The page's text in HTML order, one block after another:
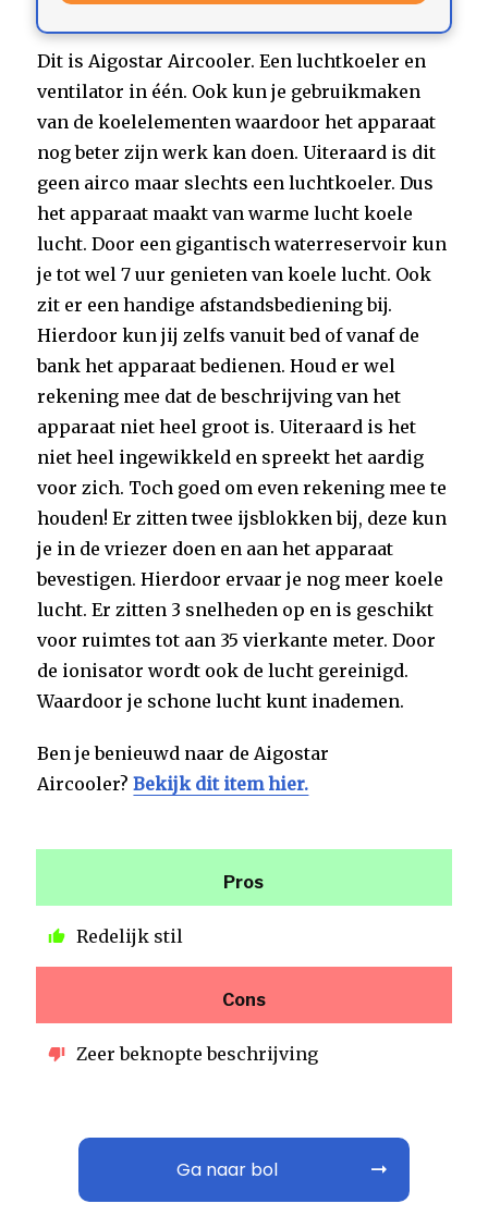
Dit is Aigostar Aircooler. Een luchtkoeler en
ventilator in één. Ook kun je gebruikmaken
van de koelelementen waardoor het apparaat
nog beter zijn werk kan doen. Uiteraard is dit
geen airco maar slechts een luchtkoeler. Dus
het apparaat maakt van warme lucht koele
lucht. Door een gigantisch waterreservoir kun
je tot wel 7 uur genieten van koele lucht. Ook
zit er een handige afstandsbediening bij.
Hierdoor kun jij zelfs vanuit bed of vanaf de
bank het apparaat bedienen. Houd er wel
rekening mee dat de beschrijving van het
apparaat niet heel groot is. Uiteraard is het
niet heel ingewikkeld en spreekt het aardig
voor zich. Toch goed om even rekening mee te
houden! Er zitten twee ijsblokken bij, deze kun
je in de vriezer doen en aan het apparaat
bevestigen. Hierdoor ervaar je nog meer koele
lucht. Er zitten 3 snelheden op en is geschikt
voor ruimtes tot aan 35 vierkante meter. Door
de ionisator wordt ook de lucht gereinigd.
Waardoor je schone lucht kunt inademen.
Ben je benieuwd naar de Aigostar
Aircooler?Bekijk dit item hier.
Pros
Redelijk stil
Cons
Zeer beknopte beschrijving
Ga naar bol